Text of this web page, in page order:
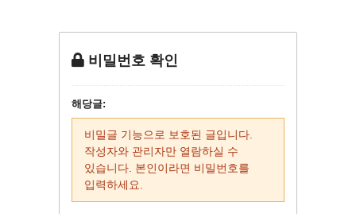
비밀번호 확인
해당글:
비밀글 기능으로 보호된 글입니다.
작성자와 관리자만 열람하실 수
있습니다. 본인이라면 비밀번호를
입력하세요.